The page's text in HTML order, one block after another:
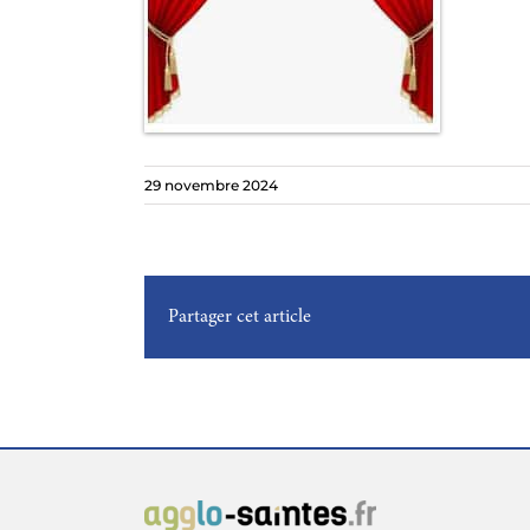
29 novembre 2024
Partager cet article